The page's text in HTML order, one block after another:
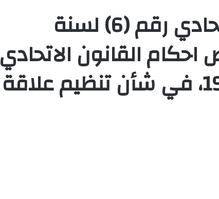
مرسوم بقانون اتحادي رقم (6) لسنة
احكام القانون الاتحادي
رقم (8) لسنة 1980، في شأن تنظيم علاقة